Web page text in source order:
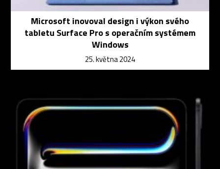
Microsoft inovoval design i výkon svého
tabletu Surface Pro s operačním systémem
Windows
25. května 2024